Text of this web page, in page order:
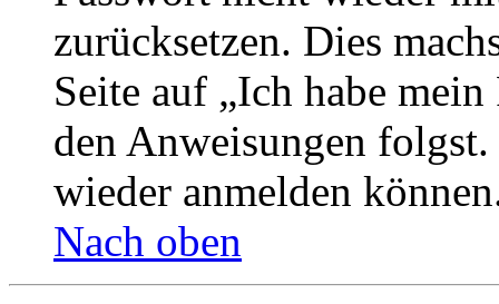
zurücksetzen. Dies
Seite auf „Ich habe
den Anweisungen
wieder anmelden
Nach oben